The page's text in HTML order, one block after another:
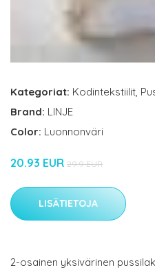
Kategoriat: Kodintekstiilit,
Brand: LINJE
Color: Luonnonväri
20.93 EUR 29.9 EUR
LISÄTIETOJA
2-osainen yksivärinen